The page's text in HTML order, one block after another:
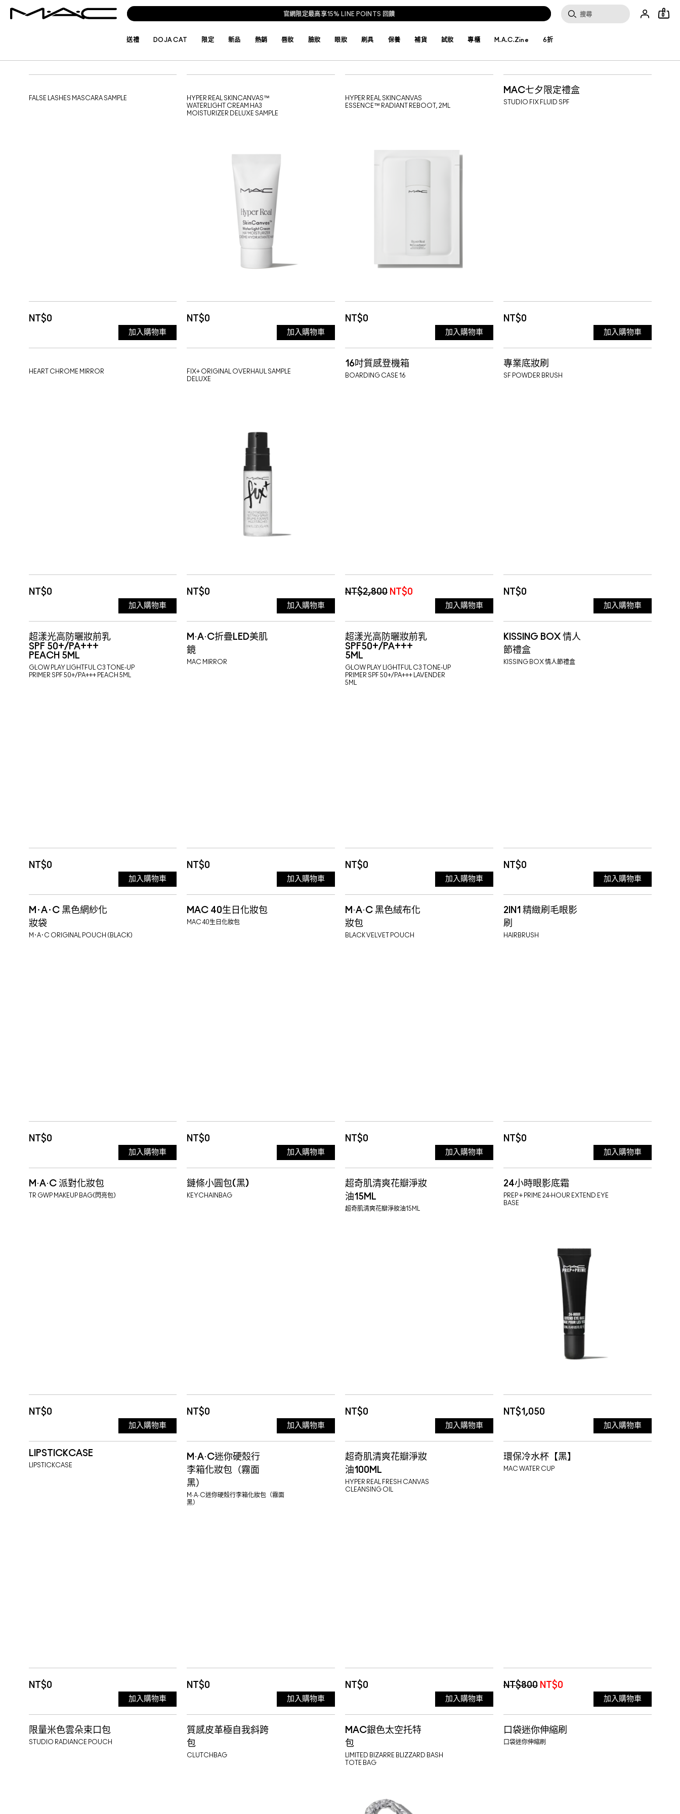
官網限定最高享15% LINE POINTS 回饋 0
送禮 DOJA CAT 限定 新品 熱銷 唇妝 臉妝 眼妝 刷具 保養 補貨 試妝 專櫃 M.A.C.Zine 6折
FALSE LASHES MASCARA SAMPLE
NT$0
加入購物車
HYPER REAL SKINCANVAS™
WATERLIGHT CREAM HA3
MOISTURIZER DELUXE SAMPLE
NT$0
加入購物車
HYPER REAL SKINCANVAS
ESSENCE™ RADIANT REBOOT, 2ML
NT$0
加入購物車
MAC七夕限定禮盒
STUDIO FIX FLUID SPF
NT$0
加入購物車
HEART CHROME MIRROR
NT$0
加入購物車
FIX+ ORIGINAL OVERHAUL SAMPLE
DELUXE
NT$0
加入購物車
16吋質感登機箱
BOARDING CASE 16
NT$2,800 NT$0
加入購物車
專業底妝刷
SF POWDER BRUSH
NT$0
加入購物車
超漾光高防曬妝前乳
SPF 50+/PA+++
PEACH 5ML
GLOW PLAY LIGHTFUL C3 TONE-UP
PRIMER SPF 50+/PA+++ PEACH 5ML
NT$0
加入購物車
M·A·C折疊LED美肌
鏡
MAC MIRROR
NT$0
加入購物車
超漾光高防曬妝前乳
SPF50+/PA+++
5ML
GLOW PLAY LIGHTFUL C3 TONE-UP
PRIMER SPF 50+/PA+++ LAVENDER
5ML
NT$0
加入購物車
KISSING BOX 情人
節禮盒
KISSING BOX 情人節禮盒
NT$0
加入購物車
M･A･C 黑色網紗化
妝袋
M･A･C ORIGINAL POUCH (BLACK)
NT$0
加入購物車
MAC 40生日化妝包
MAC 40生日化妝包
NT$0
加入購物車
M·A·C 黑色絨布化
妝包
BLACK VELVET POUCH
NT$0
加入購物車
2IN1 精緻刷毛眼影
刷
HAIRBRUSH
NT$0
加入購物車
M·A·C 派對化妝包
TR GWP MAKEUP BAG(閃亮包)
NT$0
加入購物車
鏈條小圓包(黑)
KEYCHAINBAG
NT$0
加入購物車
超奇肌清爽花瓣淨妝
油15ML
超奇肌清爽花瓣淨妝油15ML
NT$0
加入購物車
24小時眼影底霜
PREP + PRIME 24-HOUR EXTEND EYE
BASE
NT$1,050
加入購物車
LIPSTICKCASE
LIPSTICKCASE
NT$0
加入購物車
M·A·C迷你硬殼行
李箱化妝包（霧面
黑）
M·A·C迷你硬殼行李箱化妝包（霧面
黑）
NT$0
加入購物車
超奇肌清爽花瓣淨妝
油100ML
HYPER REAL FRESH CANVAS
CLEANSING OIL
NT$0
加入購物車
環保冷水杯【黑】
MAC WATER CUP
NT$800 NT$0
加入購物車
限量米色雲朵束口包
STUDIO RADIANCE POUCH
質感皮革極自我斜跨
包
CLUTCHBAG
MAC銀色太空托特
包
LIMITED BIZARRE BLIZZARD BASH
TOTE BAG
口袋迷你伸縮刷
口袋迷你伸縮刷